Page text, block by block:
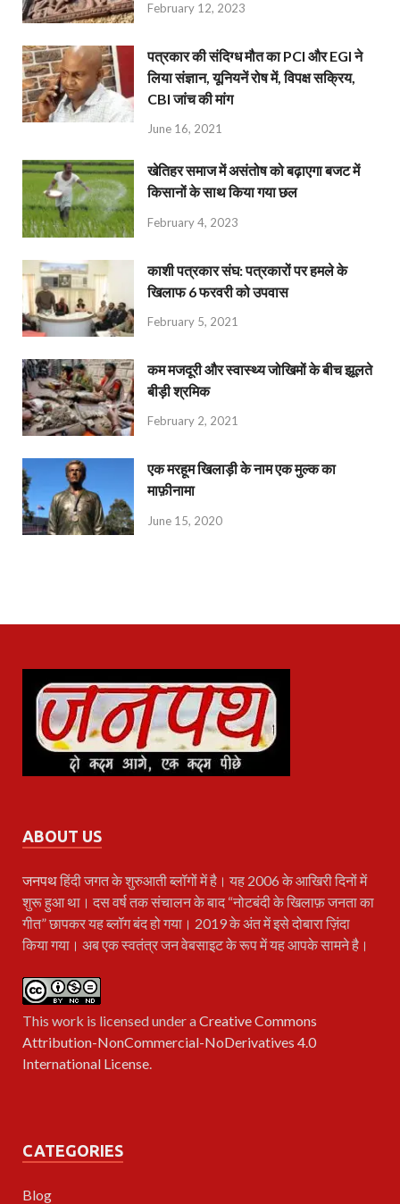
February 12, 2023
पत्रकार की संदिग्ध मौत का PCI और EGI ने
लिया संज्ञान, यूनियनें रोष में, विपक्ष सक्रिय,
CBI जांच की मांग
June 16, 2021
खेतिहर समाज में असंतोष को बढ़ाएगा बजट में
किसानों के साथ किया गया छल
February 4, 2023
काशी पत्रकार संघ: पत्रकारों पर हमले के
खिलाफ 6 फरवरी को उपवास
February 5, 2021
कम मजदूरी और स्वास्थ्य जोखिमों के बीच झूलते
बीड़ी श्रमिक
February 2, 2021
एक मरहूम खिलाड़ी के नाम एक मुल्क का
माफ़ीनामा
June 15, 2020
ABOUT US
जनपथहिंदी जगत के शुरुआती ब्लॉगों में है। यह 2006 के आखिरी दिनों में
शुरू हुआ था। दस वर्ष तक संचालन के बाद “नोटबंदी के खिलाफ़ जनता का
गीत” छापकर यह ब्लॉग बंद हो गया। 2019 के अंत में इसे दोबारा ज़िंदा
किया गया। अब एक स्वतंत्र जन वेबसाइट के रूप में यह आपके सामने है।
This work is licensed under aCreative Commons
Attribution-NonCommercial-NoDerivatives 4.0
International License.
CATEGORIES
Blog